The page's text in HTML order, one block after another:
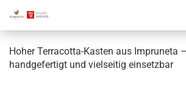
Hoher Terracotta-Kasten aus Impruneta
handgefertigt und vielseitig einsetzbar